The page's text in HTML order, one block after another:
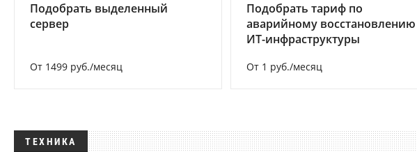
Подобрать выделенный
сервер
От 1499 руб./месяц
Подобрать тариф по
аварийному восстановлению
ИТ-инфраструктуры
От 1 руб./месяц
ТЕХНИКА